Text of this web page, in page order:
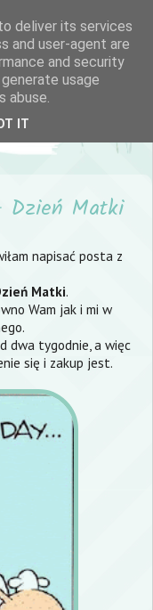
Dzień Matki
napisać posta z
Matki.
Wam jak i mi w
dwa tygodnie, a więc
się i zakup jest.
deliver its services
and user-agent are
and security
usage
abuse.
IT